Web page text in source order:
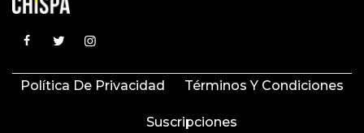
Política De Privacidad Términos Y Condiciones
Suscripciones